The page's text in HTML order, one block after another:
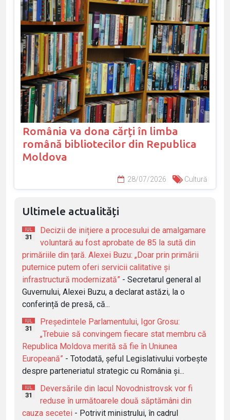
România va dona cărți în limba
română bibliotecilor din Republica
Moldova
28/07/2026 Cultură
Ultimele actualități
IUL
31
Decizii de inițiere a procesului de amalgamare
voluntară au fost aprobate de 85 la sută din
primăriile din țară. Alexei Buzu: „Doar prin primării
puternice putem oferi servicii calitative și
infrastructură modernizată” - Secretarul general al
Guvernului, Alexei Buzu, a declarat astăzi, la o
conferință de presă, că...
IUL
31
Președintele Parlamentului, Igor Grosu:
„Trebuie să convingem fiecare stat membru că
Republica Moldova merită să fie în Uniunea
Europeană” - Totodată, șeful Legislativului vorbește
despre parteneriatul strategic cu România și...
IUL
31
Deversările din lacul Novodnistrovsk vor fi
reduse în următoarele două săptămâni din
cauza secetei - Potrivit ministrului, în cadrul